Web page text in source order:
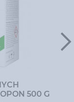
500 G